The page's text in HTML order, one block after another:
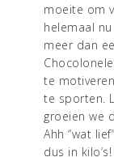
moeite om
helemaal
meer dan
te
te sporten.
groeien we
Ahh “wat
dus in